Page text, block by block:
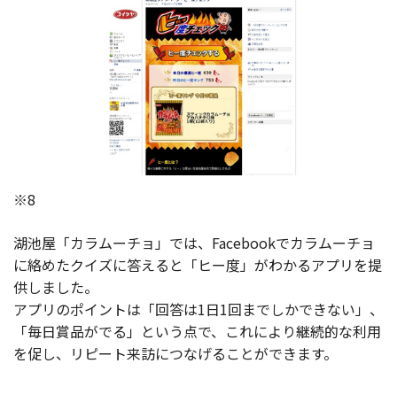
※8
湖池屋「カラムーチョ」では、Facebookでカラムーチョ
に絡めたクイズに答えると「ヒー度」がわかるアプリを提
供しました。
アプリのポイントは「回答は1日1回までしかできない」、
「毎日賞品がでる」という点で、これにより継続的な利用
を促し、リピート来訪につなげることができます。